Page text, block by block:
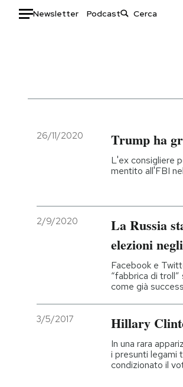
Newsletter Podcast
Italia
Politica
Economia
Moda
Storie/
Ok
Mondiali
NEWSLETTER
I MIEI PREFERITI
26/11/2020 Trump ha
L'ex consigliere
mentito all'FBI
2/9/2020
La Russia
elezioni
Facebook e
“fabbrica di
come già
3/5/2017 Hillary
In una rara
i presunti legami
condizionato il